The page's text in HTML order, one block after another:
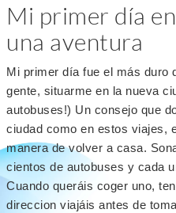
Mi primer día
una aventura
Mi primer día fue el más duro
gente, situarme en la nueva
autobuses!) Un consejo que
ciudad como en estos viajes,
manera de volver a casa.
cientos de autobuses y cada
Cuando queráis coger uno,
direccion viajáis antes de